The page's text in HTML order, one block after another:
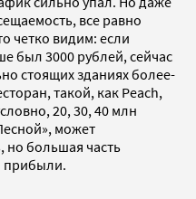
все равно
четко видим: если
был 3000 рублей, сейчас
стоящих зданиях более-
такой, как Peach,
20, 30, 40 млн
может
но большая часть
прибыли.